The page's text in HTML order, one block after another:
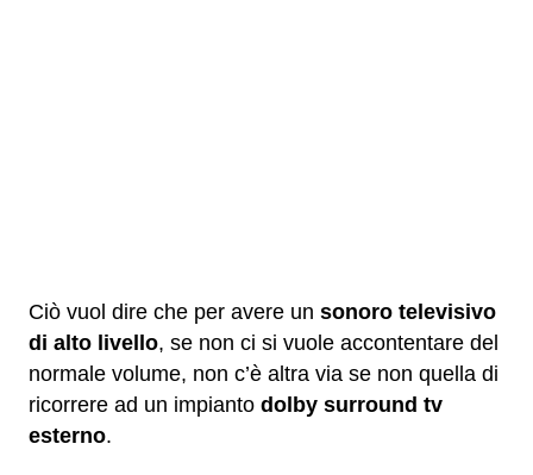
Ciò vuol dire che per avere un sonoro televisivo
di alto livello, se non ci si vuole accontentare del
normale volume, non c’è altra via se non quella di
ricorrere ad un impianto dolby surround tv
esterno.